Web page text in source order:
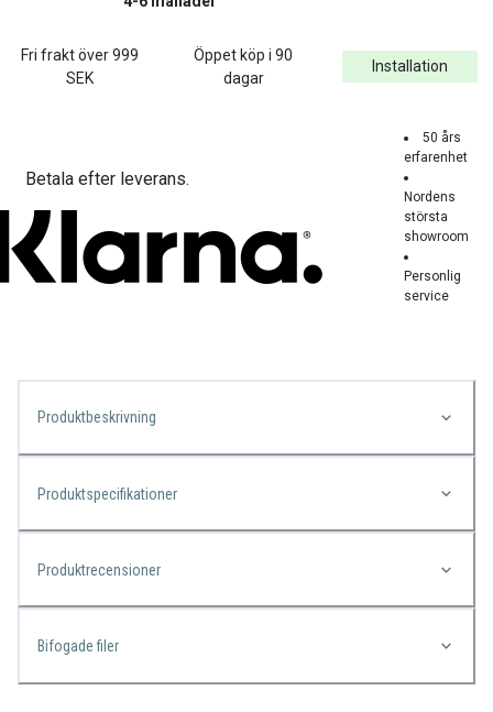
Fri frakt över999
SEK
Öppet köp i 90
dagar
Installation
Betala efter leverans.
50 års
erfarenhet
Nordens
största
showroom
Personlig
service
Produktbeskrivning
Produktspecifikationer
Produktrecensioner
Bifogade filer